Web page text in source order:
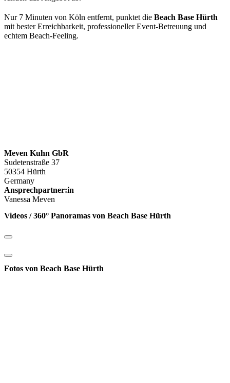
Nur 7 Minuten von Köln entfernt, punktet die Beach Base Hürth
mit bester Erreichbarkeit, professioneller Event-Betreuung und
echtem Beach-Feeling.
Meven Kuhn GbR
Sudetenstraße 37
50354 Hürth
Germany
Ansprechpartner:in
Vanessa Meven
Videos / 360° Panoramas von Beach Base Hürth
Fotos von Beach Base Hürth